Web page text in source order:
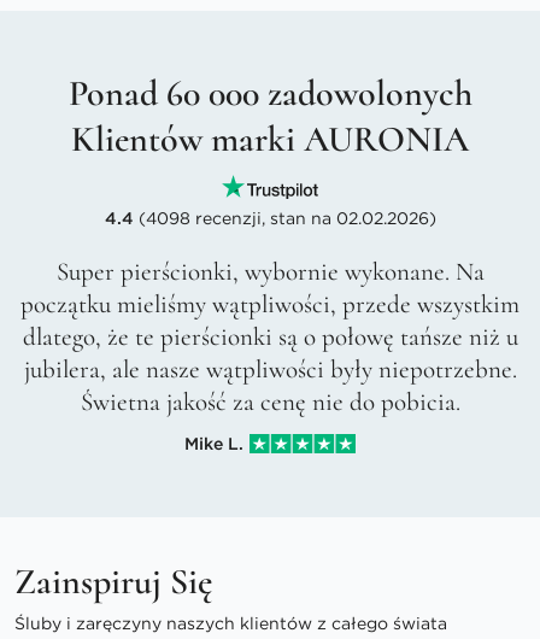
Ponad 60 000 zadowolonych
Klientów marki AURONIA
4.4 (4098 recenzji, stan na 02.02.2026)
Super pierścionki, wybornie wykonane. Na
początku mieliśmy wątpliwości, przede wszystkim
dlatego, że te pierścionki są o połowę tańsze niż u
jubilera, ale nasze wątpliwości były niepotrzebne.
Świetna jakość za cenę nie do pobicia.
Mike L.
Zainspiruj Się
Śluby i zaręczyny naszych klientów z całego świata